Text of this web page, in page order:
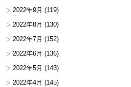
2022年9月 (119)
2022年8月 (130)
2022年7月 (152)
2022年6月 (136)
2022年5月 (143)
2022年4月 (145)